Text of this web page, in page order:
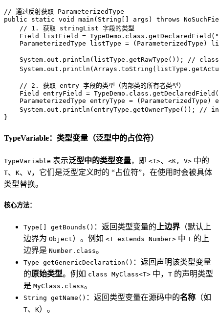
// 通过反射获取 ParameterizedType
public
static void main (String[] args) throws
// 1. 获取 stringList 字段的类型
Field
listField = TypeDemo.class.getDeclaredField(
ParameterizedType
listType = (ParameterizedType)
    System.out.println(listType.getRawType());
// class
// 2. 获取 entry 字段的类型（内部类的所有者类型）
Field
entryField = TypeDemo.class.getDeclaredField(
ParameterizedType entryType = (ParameterizedType)
    System.out.println(entryType.getOwnerType());
//
}
TypeVariable：类型变量（泛型中的占位符）
TypeVariable 表示泛型中的类型变量，即 <T>、 <K, V> 中的
T、 K、 V，它们是泛型定义时的 “占位符”，在使用时会被具体
类型替换。
核心方法：
Type[] getBounds() ：返回类型变量的 上边界 （默认上
边界为 Object）。例如 <T extends Number> 中 T 的上
边界是 Number.class。
Type getGenericDeclaration() ：返回声明该类型变量
的原始类型。例如 class MyClass<T> 中， T 的声明类型
是 MyClass.class。
String getName() ：返回类型变量在源码中的名称 （如
T、 K）。